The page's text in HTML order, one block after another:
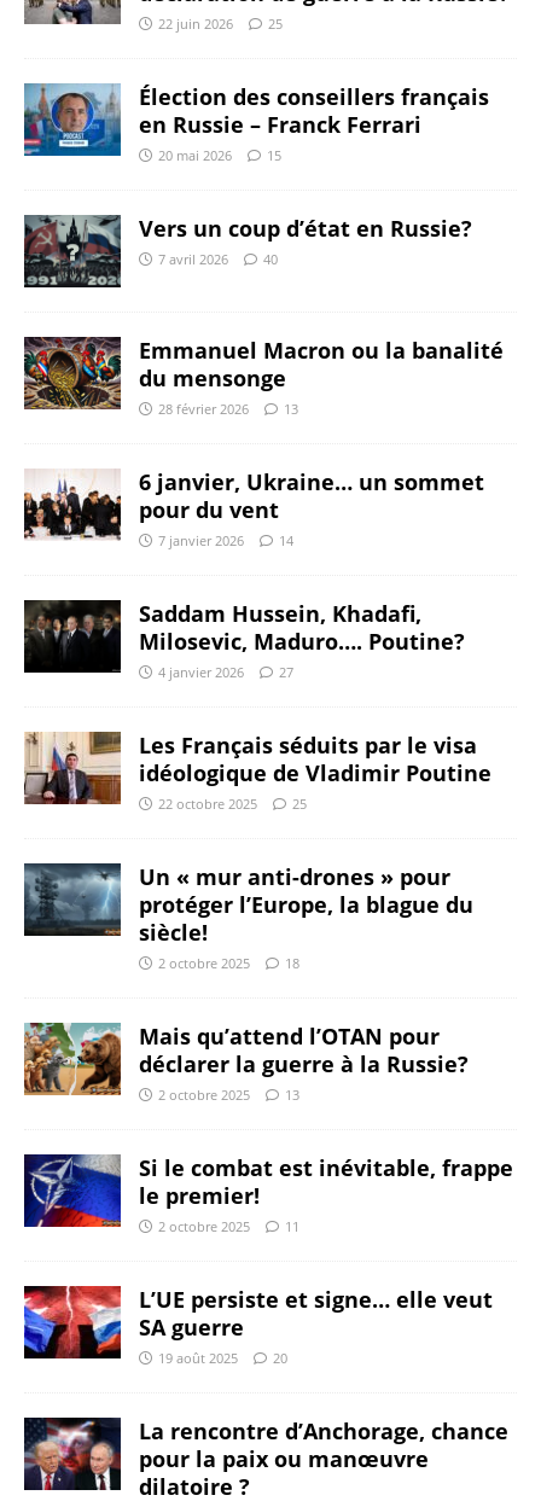
22 juin 2026 25
Élection des conseillers français
en Russie – Franck Ferrari
20 mai 2026 15
Vers un coup d’état en Russie?
7 avril 2026 40
Emmanuel Macron ou la banalité
du mensonge
28 février 2026 13
6 janvier, Ukraine… un sommet
pour du vent
7 janvier 2026 14
Saddam Hussein, Khadafi,
Milosevic, Maduro…. Poutine?
4 janvier 2026 27
Les Français séduits par le visa
idéologique de Vladimir Poutine
22 octobre 2025 25
Un « mur anti-drones » pour
protéger l’Europe, la blague du
siècle!
2 octobre 2025 18
Mais qu’attend l’OTAN pour
déclarer la guerre à la Russie?
2 octobre 2025 13
Si le combat est inévitable, frappe
le premier!
2 octobre 2025 11
L’UE persiste et signe… elle veut
SA guerre
19 août 2025 20
La rencontre d’Anchorage, chance
pour la paix ou manœuvre
dilatoire ?